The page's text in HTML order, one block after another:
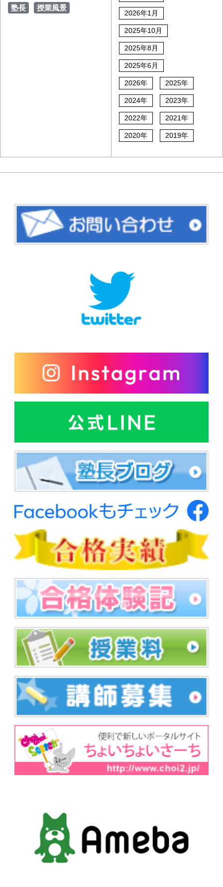
塾長
授業風景
2026年1月
2025年10月
2025年8月
2025年6月
2026年 2025年
2024年 2023年
2022年 2021年
2020年 2019年